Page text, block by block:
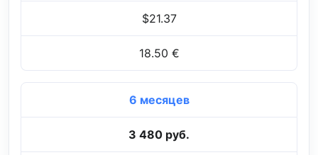
$21.37
18.50 €
6 месяцев
3 480 руб.